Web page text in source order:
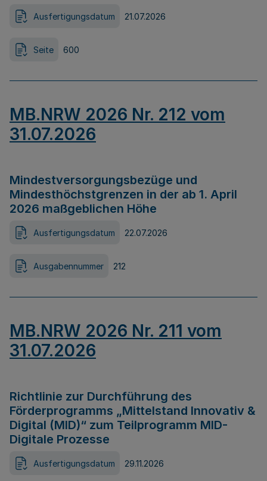
Ausfertigungsdatum 21.07.2026
Seite 600
MB.NRW 2026 Nr. 212 vom
31.07.2026
Mindestversorgungsbezüge und
Mindesthöchstgrenzen in der ab 1. April
2026 maßgeblichen Höhe
Ausfertigungsdatum 22.07.2026
Ausgabennummer 212
MB.NRW 2026 Nr. 211 vom
31.07.2026
Richtlinie zur Durchführung des
Förderprogramms „Mittelstand Innovativ &
Digital (MID)“ zum Teilprogramm MID-
Digitale Prozesse
Ausfertigungsdatum 29.11.2026